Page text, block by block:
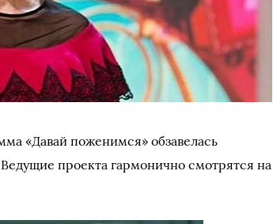
«Давай поженимся» обзавелась
проекта гармонично смотрятся на